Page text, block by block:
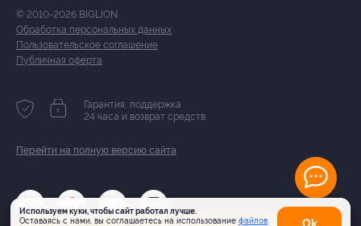
Используем куки, чтобы сайт работал лучше.
Оставаясь с нами, вы соглашаетесь на использование файлов Оk
© 2010-2026 BIGLION
Обработка персональных данных
Пользовательское соглашение
Публичная оферта
Гарантия, поддержка
24 часа и возврат средств
Перейти на полную версию сайта